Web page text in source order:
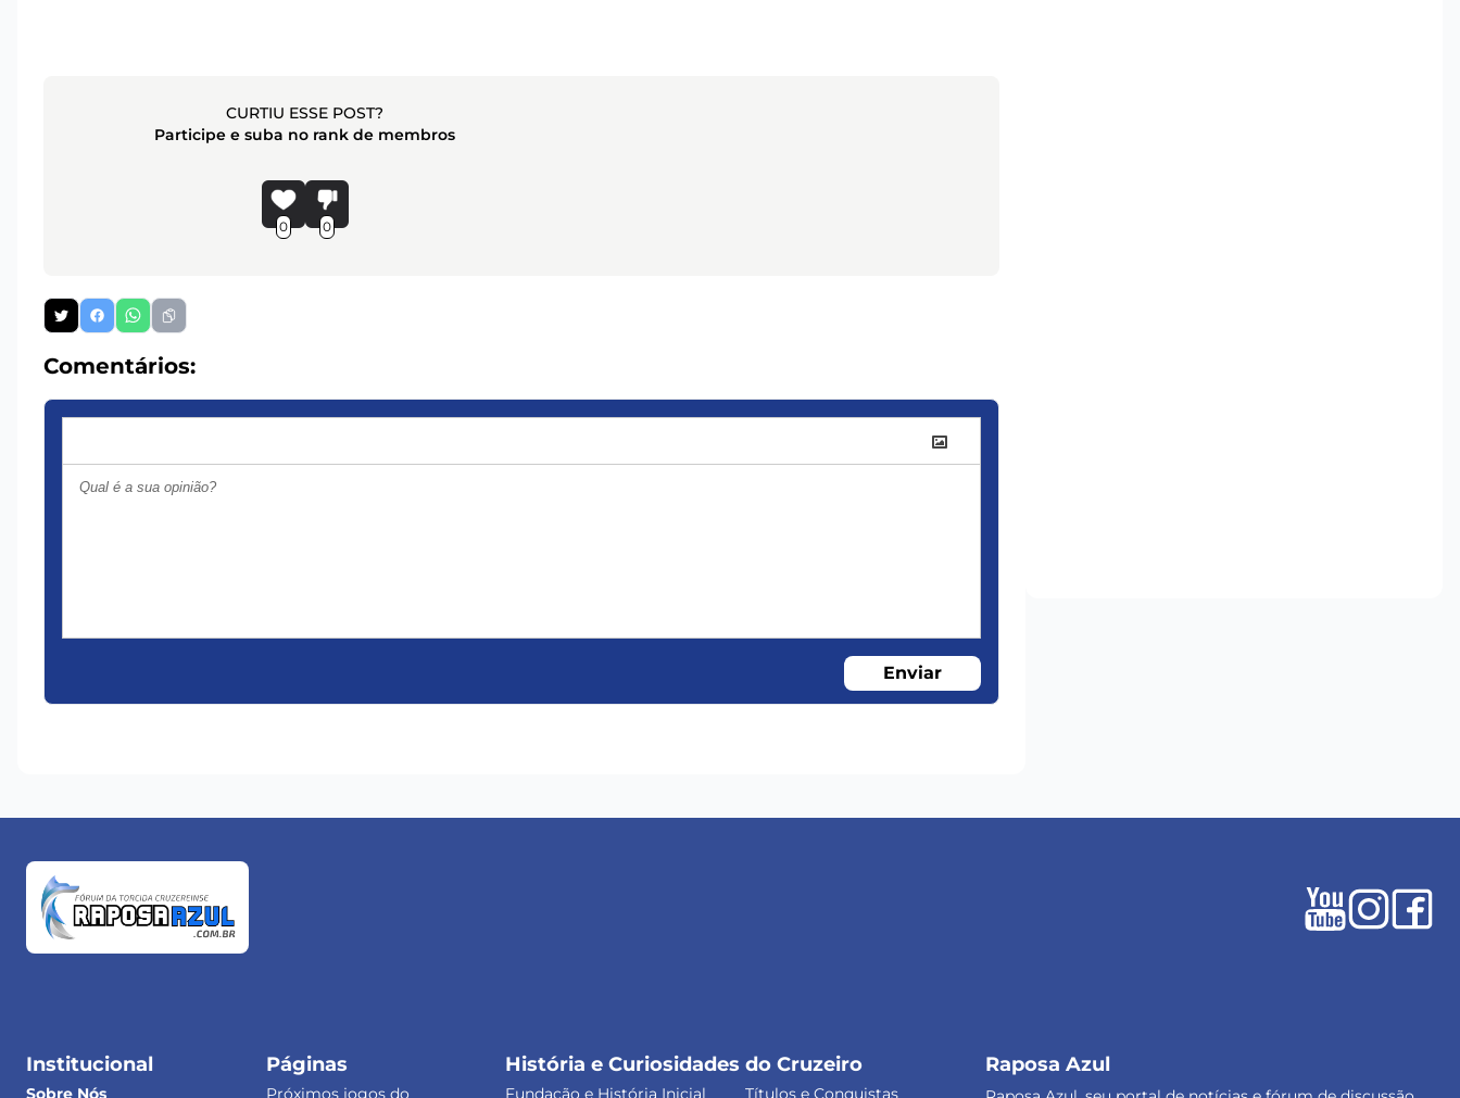
CURTIU ESSE POST?
Participe e suba no rank de membros
0 0
Comentários:
Enviar
Institucional
Sobre Nós
Páginas
Próximos jogos do
História e Curiosidades do Cruzeiro
Fundação e História Inicial Títulos e Conquistas
Raposa Azul